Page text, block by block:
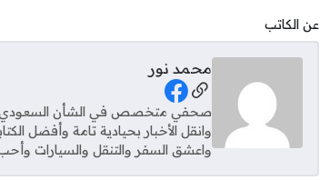
عن الكاتب
محمد نور
Social Links
وانقل الأخبار بحيادية تامة وأفضل
واعشق السفر والتنقل والسيارات